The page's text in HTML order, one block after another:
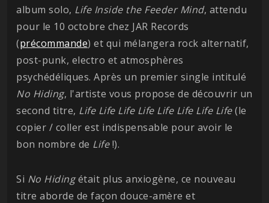
album solo, Life Inside the Feeder Mind, attendu
pour le 10 octobre chez JAR Records
(précommande) et qui mélangera rock alternatif,
post-punk, electro et atmosphères
psychédéliques. Après un premier single intitulé
No Hiding, l'artiste vous propose de découvrir un
second titre, Life Life Life Life Life Life Life Life(le
copier / coller est indispensable pour avoir le
bon nombre de Life!).
Si No Hidingétait plus anxiogène, ce nouveau
titre aborde de façon douce-amère et